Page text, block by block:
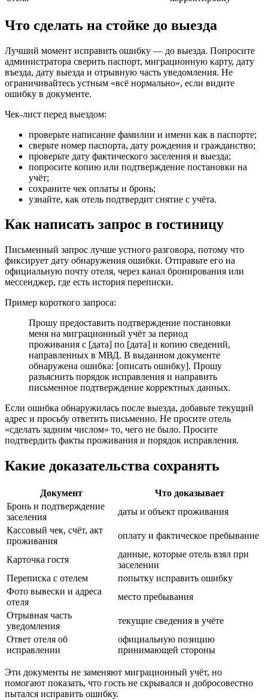
Что сделать на стойке до выезда
Лучший момент исправить ошибку — до выезда. Попросите
администратора сверить паспорт, миграционную карту, дату
въезда, дату выезда и отрывную часть уведомления. Не
ограничивайтесь устным «всё нормально», если видите
ошибку в документе.
Чек-лист перед выездом:
проверьте написание фамилии и имени как в паспорте;
сверьте номер паспорта, дату рождения и гражданство;
проверьте дату фактического заселения и выезда;
попросите копию или подтверждение постановки на
учёт;
сохраните чек оплаты и бронь;
узнайте, как отель подтвердит снятие с учёта.
Как написать запрос в гостиницу
Письменный запрос лучше устного разговора, потому что
фиксирует дату обнаружения ошибки. Отправьте его на
официальную почту отеля, через канал бронирования или
мессенджер, где есть история переписки.
Пример короткого запроса:
Прошу предоставить подтверждение постановки
меня на миграционный учёт за период
проживания с [дата] по [дата] и копию сведений,
направленных в МВД. В выданном документе
обнаружена ошибка: [описать ошибку]. Прошу
разъяснить порядок исправления и направить
письменное подтверждение корректных данных.
Если ошибка обнаружилась после выезда, добавьте текущий
адрес и просьбу ответить письменно. Не просите отель
«сделать задним числом» то, чего не было. Просите
подтвердить факты проживания и порядок исправления.
Какие доказательства сохранять
Документ
Что доказывает
Бронь и подтверждение
заселения
даты и объект проживания
Кассовый чек, счёт, акт
проживания
оплату и фактическое пребывание
Карточка гостя
данные, которые отель взял при
заселении
Переписка с отелем
попытку исправить ошибку
Фото вывески и адреса
отеля
место пребывания
Отрывная часть
уведомления
текущие сведения в учёте
Ответ отеля об
исправлении
официальную позицию
принимающей стороны
Эти документы не заменяют миграционный учёт, но
помогают показать, что гость не скрывался и добросовестно
пытался исправить ошибку.